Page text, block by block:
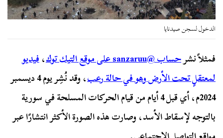
الدخول لسجن صيدنايا
فمثلاً نشرحساب @sanzaruu على موقع التيك توك ،فيديو
لمعتقلٍ تحت الأرض وهو في حالة رعب
، وقد نُشِر يوم 4 ديسمبر
2024م، أي قبل 4 أيام من قيام الحركات المسلحة في سورية
بالتوجه لإسقاط الأسد، وصارت هذه الصورة الأكثر انتشارًا عبر